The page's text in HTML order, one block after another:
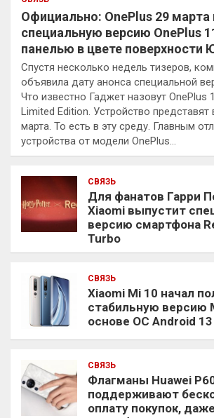
Официально: OnePlus 29 марта
специальную версию OnePlus
панелью в цвете поверхности
Спустя несколько недель тизеров,
объявила дату анонса специальной
Что известно Гаджет назовут OnePlus
Limited Edition. Устройство представят
марта. То есть в эту среду. Главным
устройства от модели OnePlus…
СВЯЗЬ
Для фанатов Гарри
Xiaomi выпустит
версию смартфона
Turbo
СВЯЗЬ
Xiaomi Mi 10 начал
стабильную версию
основе ОС Android 13
СВЯЗЬ
Флагманы Huawei
поддерживают
оплату покупок,